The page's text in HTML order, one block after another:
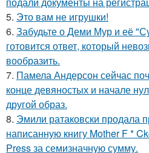
5. Это вам не игрушки!
6. Забудьте о Деми Мур и её
готовится ответ, который
вообразить.
7. Памела Андерсон сейчас
конце девяностых и начале
другой образ.
8. Эмили ратаковски продала
написанную книгу Mother F *
Press за семизначную сумму.